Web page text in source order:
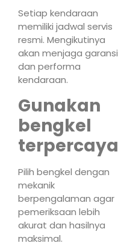
Setiap kendaraan
memiliki jadwal servis
resmi. Mengikutinya
akan menjaga garansi
dan performa
kendaraan.
Gunakan
bengkel
terpercaya
Pilih bengkel dengan
mekanik
berpengalaman agar
pemeriksaan lebih
akurat dan hasilnya
maksimal.